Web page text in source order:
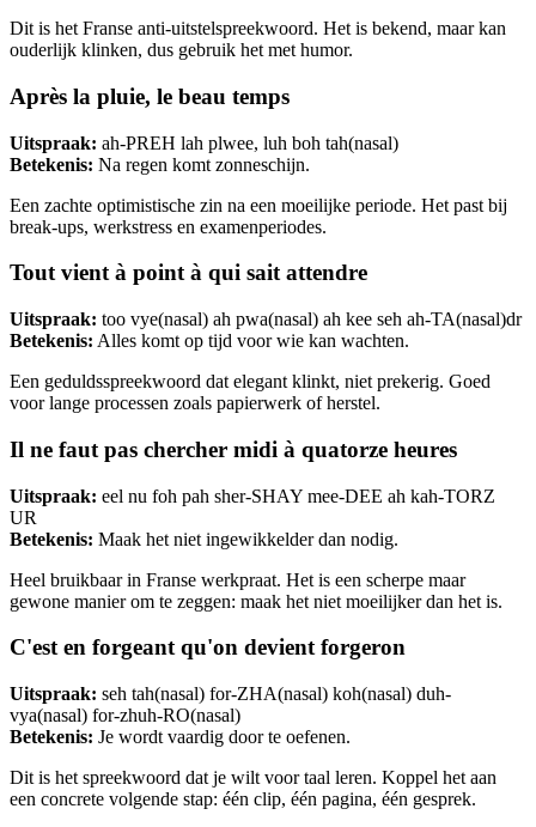
Dit is het Franse anti-uitstelspreekwoord. Het is bekend, maar kan
ouderlijk klinken, dus gebruik het met humor.
Après la pluie, le beau temps
Uitspraak: ah-PREH lah plwee, luh boh tah(nasal)
Betekenis: Na regen komt zonneschijn.
Een zachte optimistische zin na een moeilijke periode. Het past bij
break-ups, werkstress en examenperiodes.
Tout vient à point à qui sait attendre
Uitspraak: too vye(nasal) ah pwa(nasal) ah kee seh ah-TA(nasal)dr
Betekenis: Alles komt op tijd voor wie kan wachten.
Een geduldsspreekwoord dat elegant klinkt, niet prekerig. Goed
voor lange processen zoals papierwerk of herstel.
Il ne faut pas chercher midi à quatorze heures
Uitspraak: eel nu foh pah sher-SHAY mee-DEE ah kah-TORZ
UR
Betekenis: Maak het niet ingewikkelder dan nodig.
Heel bruikbaar in Franse werkpraat. Het is een scherpe maar
gewone manier om te zeggen: maak het niet moeilijker dan het is.
C'est en forgeant qu'on devient forgeron
Uitspraak: seh tah(nasal) for-ZHA(nasal) koh(nasal) duh-
vya(nasal) for-zhuh-RO(nasal)
Betekenis: Je wordt vaardig door te oefenen.
Dit is het spreekwoord dat je wilt voor taal leren. Koppel het aan
een concrete volgende stap: één clip, één pagina, één gesprek.